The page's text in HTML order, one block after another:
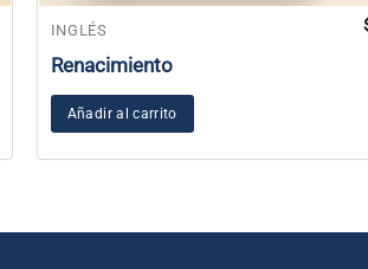
INGLÉS
Renacimiento
Añadir al carrito